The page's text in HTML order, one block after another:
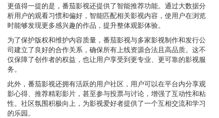
更值得一提的是，番茄影视还提供了智能推荐功能。通过大数据分
析用户的观看习惯和偏好，智能匹配相关影视内容，使用户在浏览
时能够发现更多感兴趣的作品，提升整体观影体验。
为了保护版权和维护内容质量，番茄影视与多家影视制作和发行公
司建立了良好的合作关系，确保所有上线资源合法且高品质。这不
仅保障了创作者的权益，也让用户享受到更专业、更可靠的影视服
务。
此外，番茄影视还拥有活跃的用户社区，用户可以在平台内分享观
影心得、推荐精彩影片，甚至参与投票与讨论，增强了互动性和粘
性。社区氛围积极向上，为影视爱好者提供了一个互相交流和学习
的乐园。